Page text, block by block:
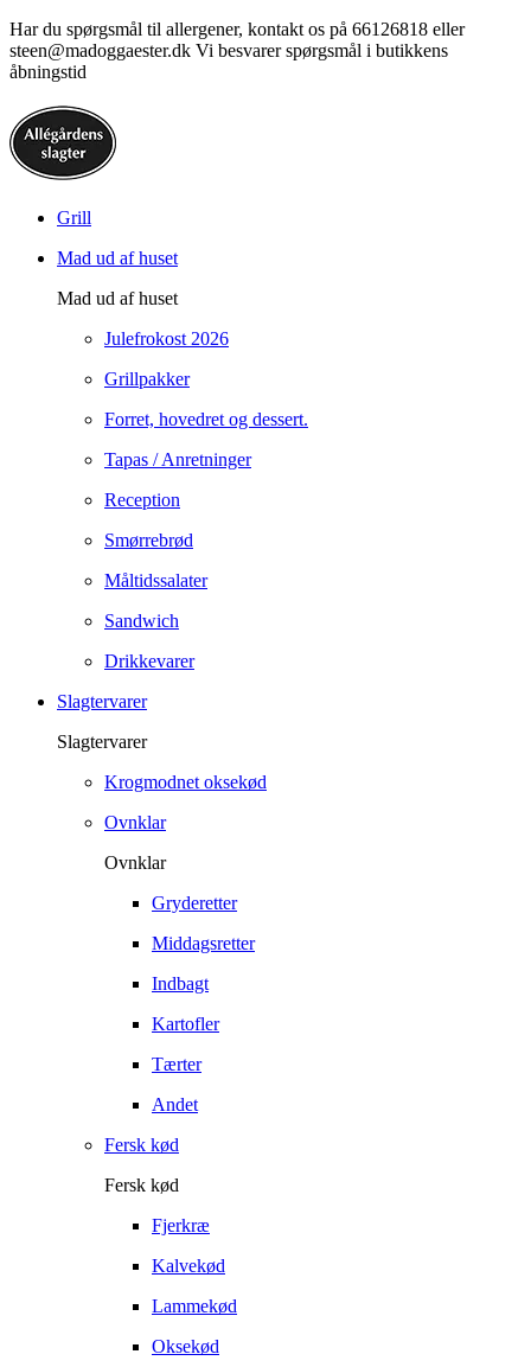
Har du spørgsmål til allergener, kontakt os på 66126818 eller
steen@madoggaester.dk Vi besvarer spørgsmål i butikkens
åbningstid
Grill
Mad ud af huset
Mad ud af huset
Julefrokost 2026
Grillpakker
Forret, hovedret og dessert.
Tapas / Anretninger
Reception
Smørrebrød
Måltidssalater
Sandwich
Drikkevarer
Slagtervarer
Slagtervarer
Krogmodnet oksekød
Ovnklar
Ovnklar
Gryderetter
Middagsretter
Indbagt
Kartofler
Tærter
Andet
Fersk kød
Fersk kød
Fjerkræ
Kalvekød
Lammekød
Oksekød